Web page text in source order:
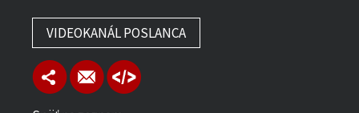
VIDEOKANÁL POSLANCA